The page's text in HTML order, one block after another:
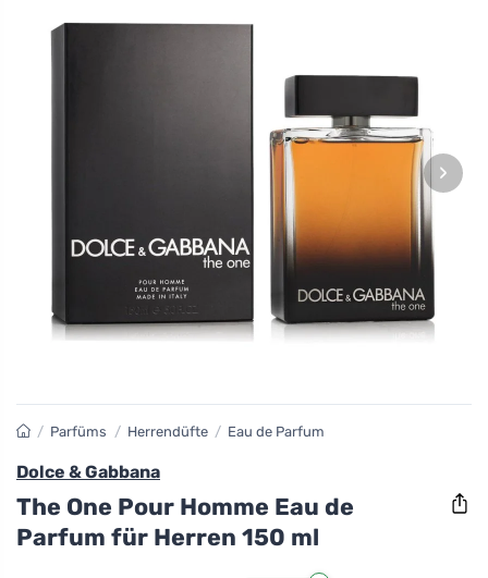
›
/ Parfüms / Herrendüfte / Eau de Parfum
Dolce & Gabbana
The One Pour Homme Eau de
Parfum für Herren 150 ml